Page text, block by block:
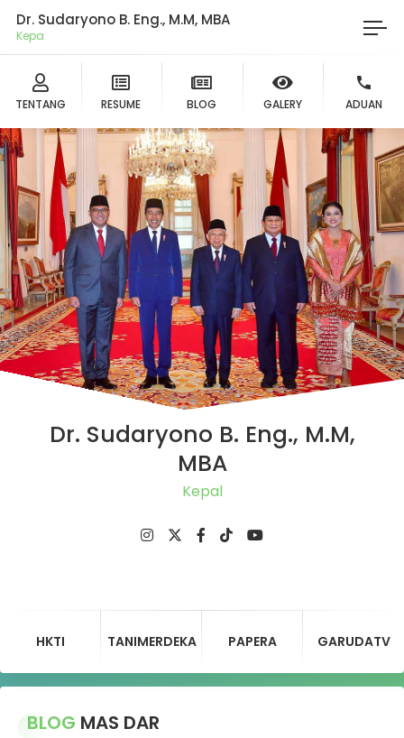
Dr. Sudaryono B. Eng., M.M, MBA
Ketua
TENTANG RESUME BLOG GALERY ADUAN
Dr. Sudaryono B. Eng., M.M,
MBA
Ketu
HKTI TANIMERDEKA PAPERA GARUDATV
BLOG MAS DAR